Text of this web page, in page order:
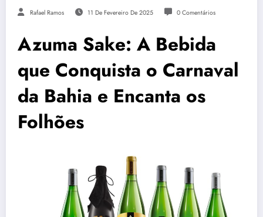
Rafael Ramos 11 De Fevereiro De 2025 0 Comentários
Azuma Sake: A Bebida
que Conquista o Carnaval
da Bahia e Encanta os
Folhões